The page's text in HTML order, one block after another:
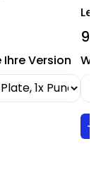
Ihre Version
+